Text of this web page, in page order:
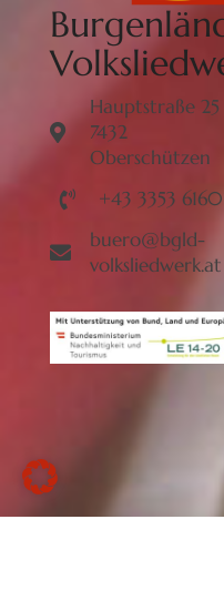
Hauptstraße 25
7432
Oberschützen
+43 3353
buero@bgld-
volksliedwerk.at